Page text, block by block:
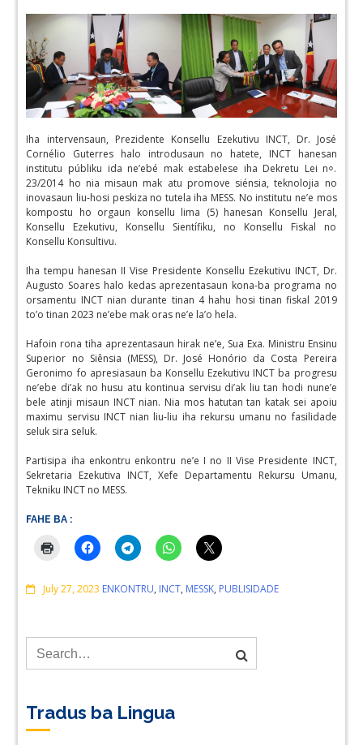
Iha intervensaun, Prezidente Konsellu Ezekutivu INCT, Dr. José
Cornélio Guterres halo introdusaun no hatete, INCT hanesan
institutu públiku ida ne’ebé mak estabelese iha Dekretu Lei n⸰.
23/2014 ho nia misaun mak atu promove siénsia, teknolojia no
inovasaun liu-hosi peskiza no tutela iha MESS. No institutu ne’e mos
kompostu ho orgaun konsellu lima (5) hanesan Konsellu Jeral,
Konsellu Ezekutivu, Konsellu Sientífiku, no Konsellu Fiskal no
Konsellu Konsultivu.
Iha tempu hanesan II Vise Presidente Konsellu Ezekutivu INCT, Dr.
Augusto Soares halo kedas aprezentasaun kona-ba programa no
orsamentu INCT nian durante tinan 4 hahu hosi tinan fiskal 2019
to’o tinan 2023 ne’ebe mak oras ne’e la’o hela.
Hafoin rona tiha aprezentasaun hirak ne’e, Sua Exa. Ministru Ensinu
Superior no Siênsia (MESS), Dr. José Honório da Costa Pereira
Geronimo fo apresiasaun ba Konsellu Ezekutivu INCT ba progresu
ne’ebe di’ak no husu atu kontinua servisu di’ak liu tan hodi nune’e
bele atinji misaun INCT nian. Nia mos hatutan tan katak sei apoiu
maximu servisu INCT nian liu-liu iha rekursu umanu no fasilidade
seluk sira seluk.
Partisipa iha enkontru enkontru ne’e I no II Vise Presidente INCT,
Sekretaria Ezekutiva INCT, Xefe Departamentu Rekursu Umanu,
Tekniku INCT no MESS.
FAHE BA :
July 27, 2023 Comments
ENKONTRU, INCT, MESSK, PUBLISIDADE
Tradus ba Lingua